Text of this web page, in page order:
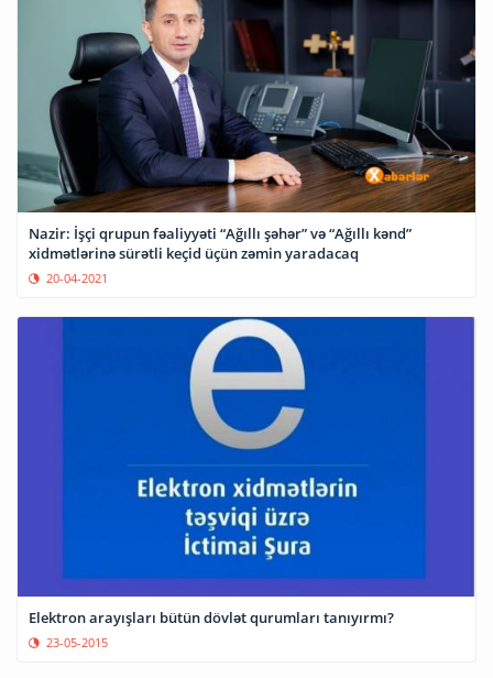
Nazir: İşçi qrupun fəaliyyəti “Ağıllı şəhər” və “Ağıllı kənd”
xidmətlərinə sürətli keçid üçün zəmin yaradacaq
20-04-2021
Elektron arayışları bütün dövlət qurumları tanıyırmı?
23-05-2015